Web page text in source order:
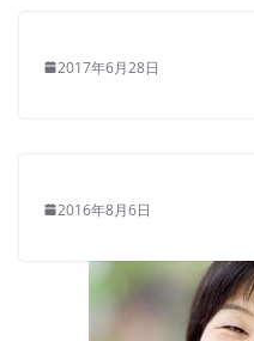
2017年6月28日
2016年8月6日